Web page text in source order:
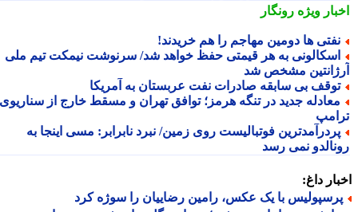
ویژهرونگار
ها دومین مهاجم را هم خریدند!
به هر قیمتی حفظ خواهد شد/ سرنوشت نیمکت تیم ملی
مشخص شد
بی سابقه صادرات نفت عربستان به آمریکا
جدید در تنگه هرمز؛ توافق تهران و مسقط خارج از سناریوی
فوتبالیست روی زمین/ نبرد نابرابر: مسی اینجا به
نمی رسد
داغ:
با یک عکس، رامین رضاییان را سوژه کرد